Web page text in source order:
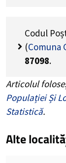
Codul
(Comuna
87098.
Articolul
Populației Și
Statistică.
Alte